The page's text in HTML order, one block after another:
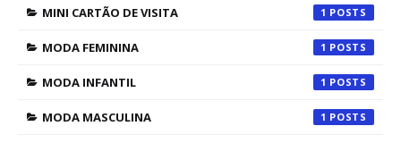
MINI CARTÃO DE VISITA 1
MODA FEMININA 1
MODA INFANTIL 1
MODA MASCULINA 1